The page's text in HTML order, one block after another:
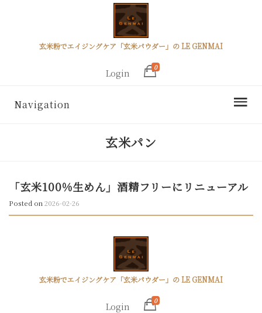
玄米粉でエイジングケア「玄米パウダー」の LE GENMAI
Login
0
Navigation
玄米パン
「玄米100%生めん」酒精フリーにリニューアル
Posted on2026-02-26
玄米粉でエイジングケア「玄米パウダー」の LE GENMAI
Login
0